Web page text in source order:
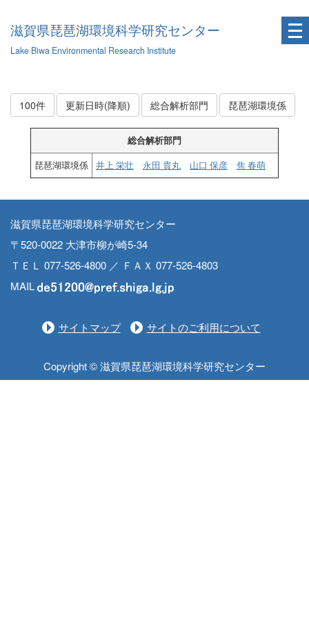
滋賀県琵琶湖環境科学研究センター
Lake Biwa Environmental Research Institute
100件 更新日時(降順) 総合解析部門 琵琶湖環境係
総合解析部門
琵琶湖環境係
井上 栄壮 永田 貴丸 山口 保彦 焦 春萌
滋賀県琵琶湖環境科学研究センター
〒520-0022 大津市柳が崎5-34
ＴＥＬ 077-526-4800 ／ ＦＡＸ 077-526-4803
MAIL
サイトマップ サイトのご利用について
Copyright © 滋賀県琵琶湖環境科学研究センター